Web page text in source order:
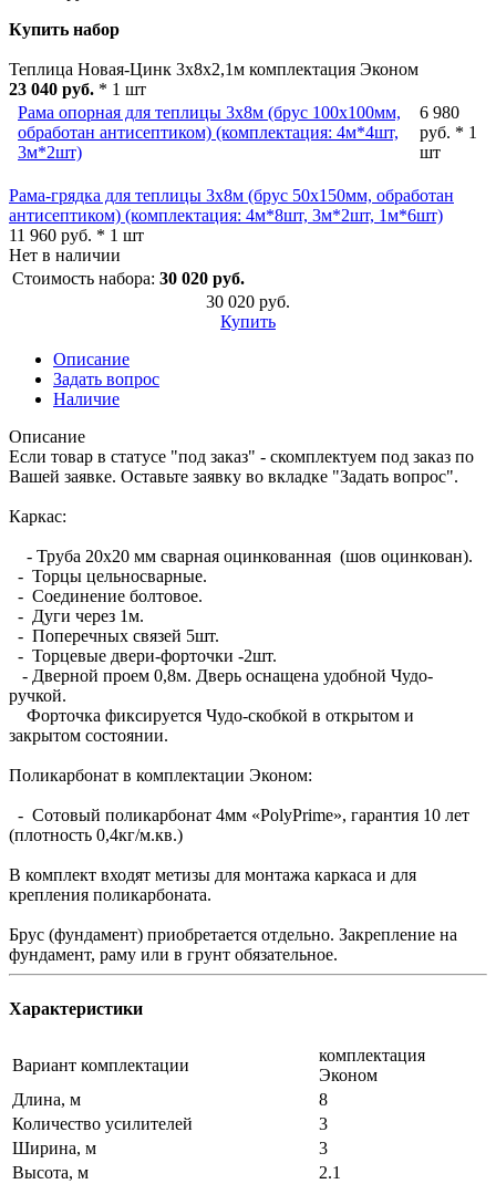
Купить набор
Теплица Новая-Цинк 3х8х2,1м комплектация Эконом
23 040 руб. * 1 шт
Рама опорная для теплицы 3х8м (брус 100х100мм,
обработан антисептиком) (комплектация: 4м*4шт,
3м*2шт)
6 980
руб. * 1
шт
Рама-грядка для теплицы 3х8м (брус 50х150мм, обработан
антисептиком) (комплектация: 4м*8шт, 3м*2шт, 1м*6шт)
11 960 руб. * 1 шт
Нет в наличии
Стоимость набора: 30 020 руб.
30 020 руб.
Купить
Описание
Задать вопрос
Наличие
Описание
Если товар в статусе "под заказ" - скомплектуем под заказ по
Вашей заявке. Оставьте заявку во вкладке "Задать вопрос".
Каркас:
- Труба 20х20 мм сварная оцинкованная (шов оцинкован).
- Торцы цельносварные.
- Соединение болтовое.
- Дуги через 1м.
- Поперечных связей 5шт.
- Торцевые двери-форточки -2шт.
- Дверной проем 0,8м. Дверь оснащена удобной Чудо-
ручкой.
Форточка фиксируется Чудо-скобкой в открытом и
закрытом состоянии.
Поликарбонат в комплектации Эконом:
- Сотовый поликарбонат 4мм «PolyPrime», гарантия 10 лет
(плотность 0,4кг/м.кв.)
В комплект входят метизы для монтажа каркаса и для
крепления поликарбоната.
Брус (фундамент) приобретается отдельно. Закрепление на
фундамент, раму или в грунт обязательное.
Характеристики
Вариант комплектации
комплектация
Эконом
Длина, м
8
Количество усилителей
3
Ширина, м
3
Высота, м
2.1